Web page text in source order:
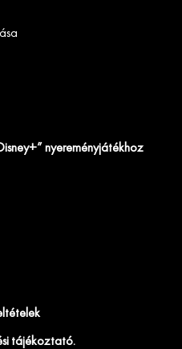
nyereményjátékhoz
tájékoztató.